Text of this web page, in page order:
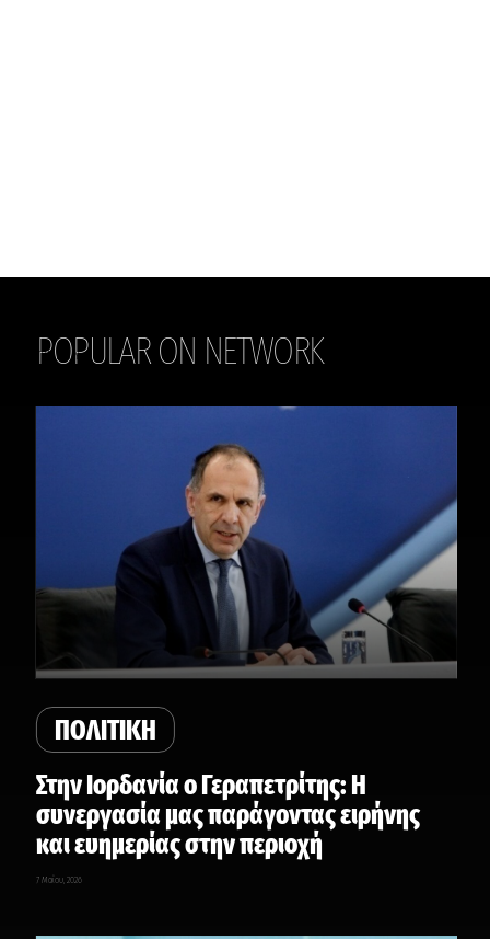
POPULAR ON NETWORK
THE DAILY
ΠΟΛΙΤΙΚΗ
Στην Ιορδανία ο Γεραπετρίτης: Η
συνεργασία μας παράγοντας ειρήνης
και ευημερίας στην περιοχή
7 Μαΐου, 2026